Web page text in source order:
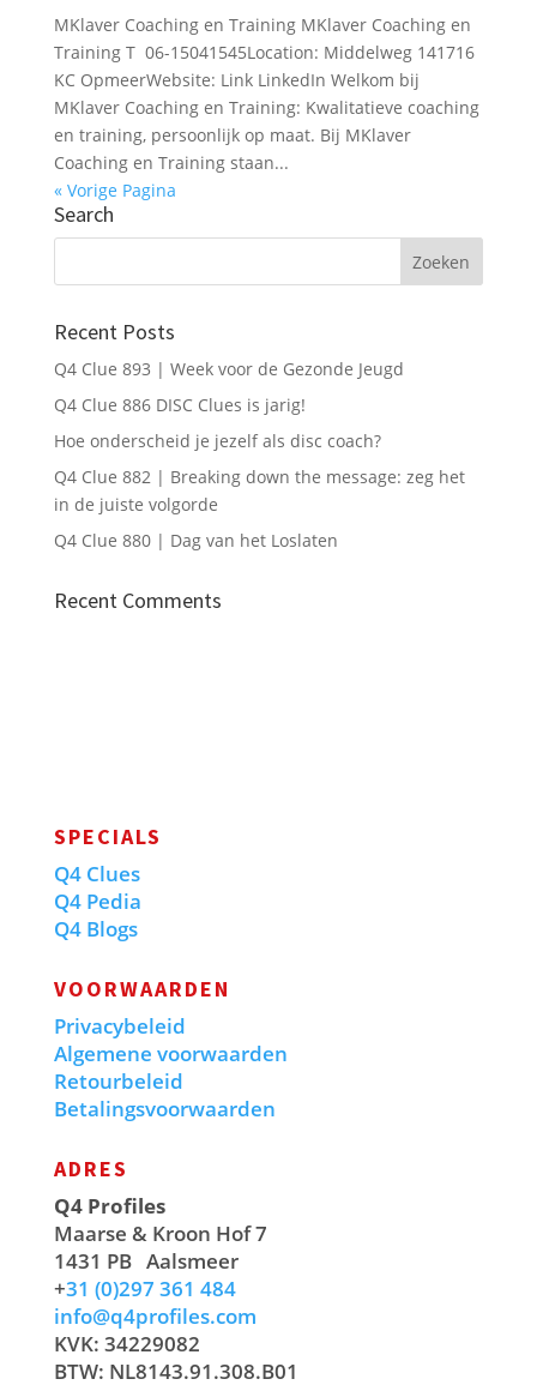
MKlaver Coaching en Training MKlaver Coaching en
Training T 06-15041545Location: Middelweg 141716
KC OpmeerWebsite: Link LinkedIn Welkom bij
MKlaver Coaching en Training: Kwalitatieve coaching
en training, persoonlijk op maat. Bij MKlaver
Coaching en Training staan...
« Vorige Pagina
Search
Recent Posts
Q4 Clue 893 | Week voor de Gezonde Jeugd
Q4 Clue 886 DISC Clues is jarig!
Hoe onderscheid je jezelf als disc coach?
Q4 Clue 882 | Breaking down the message: zeg het
in de juiste volgorde
Q4 Clue 880 | Dag van het Loslaten
Recent Comments
SPECIALS
Q4 Clues
Q4 Pedia
Q4 Blogs
VOORWAARDEN
Privacybeleid
Algemene voorwaarden
Retourbeleid
Betalingsvoorwaarden
ADRES
Q4 Profiles
Maarse & Kroon Hof 7
1431 PB Aalsmeer
+31 (0)297 361 484
info@q4profiles.com
KVK: 34229082
BTW: NL8143.91.308.B01